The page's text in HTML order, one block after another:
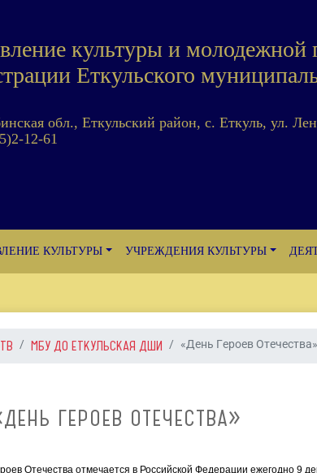
культуры и молодежной
Еткульского
обл., Еткульский район, с. Еткуль, ул.
12-61
КУЛЬТУРЫ УЧРЕЖДЕНИЯ КУЛЬТУРЫ
МБУ ДО ЕТКУЛЬСКАЯ ДШИ «День Героев Отечества»
ГЕРОЕВ ОТЕЧЕСТВА»
Отечества отмечается в Российской Федерации ежегодно 9